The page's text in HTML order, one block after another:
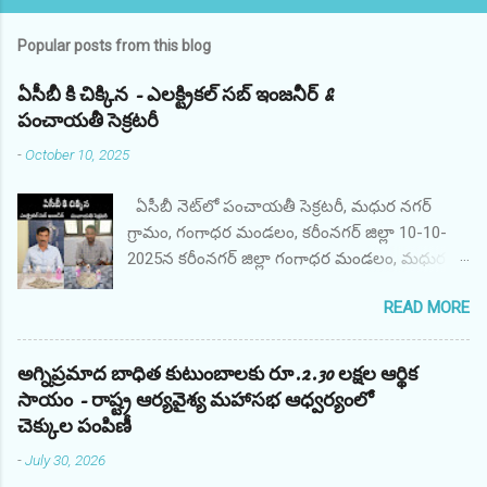
Popular posts from this blog
ఏసీబీ కి చిక్కిన - ఎలక్ట్రికల్ సబ్ ఇంజనీర్ &
పంచాయతీ సెక్రటరీ
-October 10, 2025
ఏసీబీ నెట్‌లో పంచాయతీ సెక్రటరీ, మధుర నగర్
గ్రామం, గంగాధర మండలం, కరీంనగర్ జిల్లా 10-10-
2025న కరీంనగర్ జిల్లా గంగాధర మండలం, మధుర
ఇందిరమ్మ గృహనిర్మాణ పథకం కోసం ఫిర్యాదుదారుడి
ఫైల్‌ను ప్రాసెస్ చేయడానికి అధికారిక అనుకూలంగా
వ్యవహరించినందుకు ఫిర్యాదుదారుడి నుండి రూ.
10,000/- లంచం డిమాండ్ చేసి స్వీకరించినప్పుడు
తెలంగాణ ACB, కరీంనగర్ యూనిట్ వారు రెడ్
READ MORE
అగ్నిప్రమాద బాధిత కుటుంబాలకు రూ.2.30 లక్షల ఆర్థిక
సాయం - రాష్ట్ర ఆర్యవైశ్య మహాసభ ఆధ్వర్యంలో
చెక్కుల పంపిణీ
-July 30, 2026